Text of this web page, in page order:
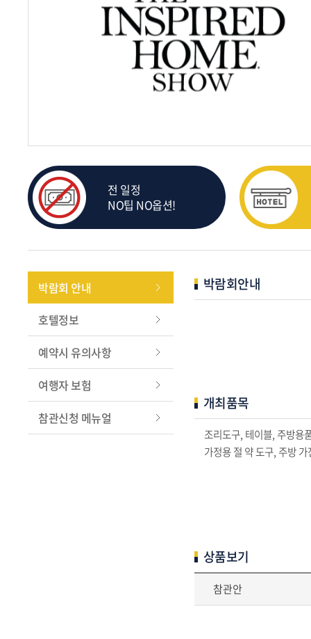
전 일정
NO팁 NO옵션!
박람회 안내
호텔정보
예약시 유의사항
여행자 보험
참관신청 메뉴얼
박람회안내
개최품목
조리도구, 테이블, 주방용
가정용 절 약 도구, 주방
상품보기
참관안